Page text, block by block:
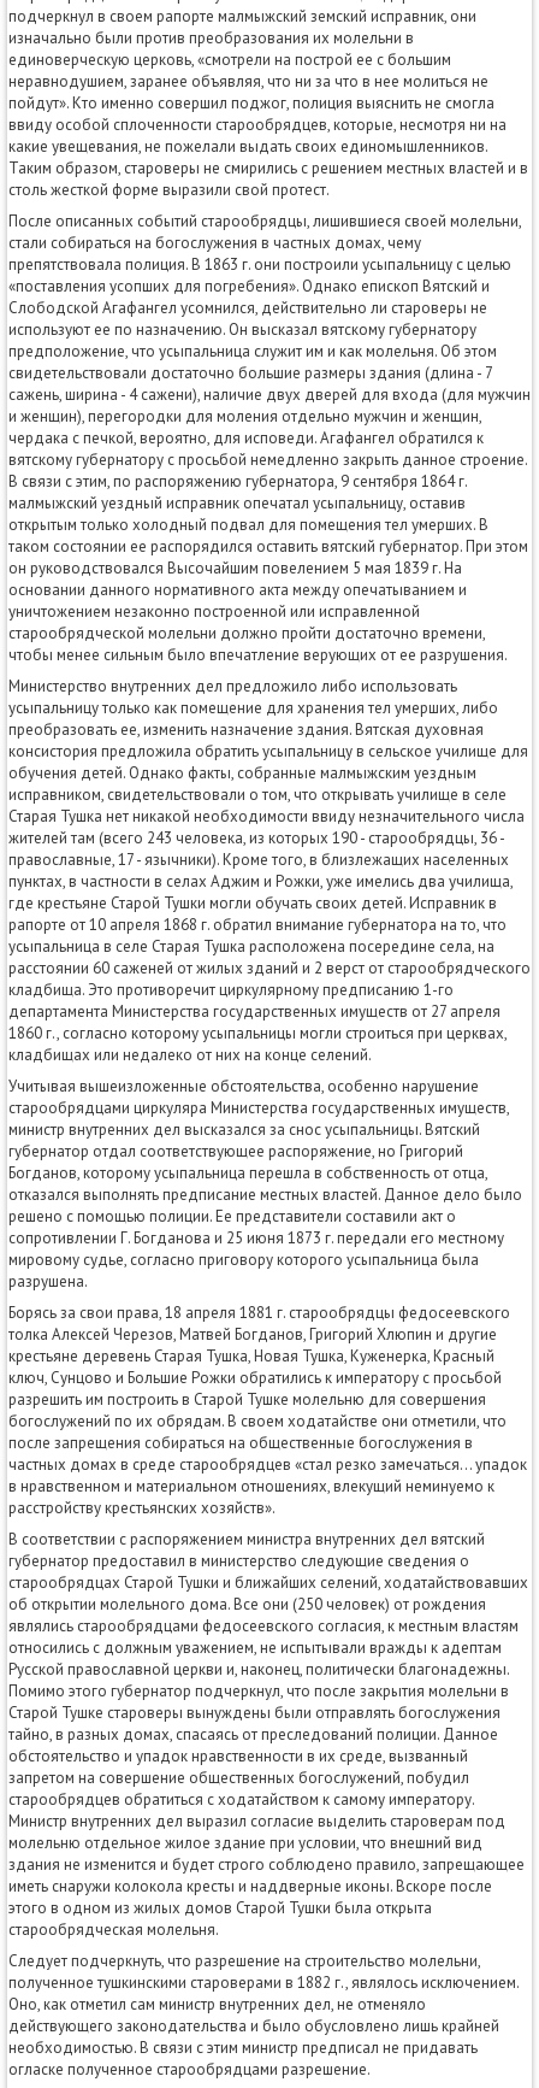
подчеркнул в своем рапорте малмыжский земский исправник, они
изначально были против преобразования их молельни в
единоверческую церковь, «смотрели на построй ее с большим
неравнодушием, заранее объявляя, что ни за что в нее молиться не
пойдут». Кто именно совершил поджог, полиция выяснить не смогла
ввиду особой сплоченности старообрядцев, которые, несмотря ни на
какие увещевания, не пожелали выдать своих единомышленников.
Таким образом, староверы не смирились с решением местных властей и в
столь жесткой форме выразили свой протест.
После описанных событий старообрядцы, лишившиеся своей молельни,
стали собираться на богослужения в частных домах, чему
препятствовала полиция. В 1863 г. они построили усыпальницу с целью
«поставления усопших для погребения». Однако епископ Вятский и
Слободской Агафангел усомнился, действительно ли староверы не
используют ее по назначению. Он высказал вятскому губернатору
предположение, что усыпальница служит им и как молельня. Об этом
свидетельствовали достаточно большие размеры здания (длина - 7
сажень, ширина - 4 сажени), наличие двух дверей для входа (для мужчин
и женщин), перегородки для моления отдельно мужчин и женщин,
чердака с печкой, вероятно, для исповеди. Агафангел обратился к
вятскому губернатору с просьбой немедленно закрыть данное строение.
В связи с этим, по распоряжению губернатора, 9 сентября 1864 г.
малмыжский уездный исправник опечатал усыпальницу, оставив
открытым только холодный подвал для помещения тел умерших. В
таком состоянии ее распорядился оставить вятский губернатор. При этом
он руководствовался Высочайшим повелением 5 мая 1839 г. На
основании данного нормативного акта между опечатыванием и
уничтожением незаконно построенной или исправленной
старообрядческой молельни должно пройти достаточно времени,
чтобы менее сильным было впечатление верующих от ее разрушения.
Министерство внутренних дел предложило либо использовать
усыпальницу только как помещение для хранения тел умерших, либо
преобразовать ее, изменить назначение здания. Вятская духовная
консистория предложила обратить усыпальницу в сельское училище для
обучения детей. Однако факты, собранные малмыжским уездным
исправником, свидетельствовали о том, что открывать училище в селе
Старая Тушка нет никакой необходимости ввиду незначительного числа
жителей там (всего 243 человека, из которых 190 - старообрядцы, 36 -
православные, 17 - язычники). Кроме того, в близлежащих населенных
пунктах, в частности в селах Аджим и Рожки, уже имелись два училища,
где крестьяне Старой Тушки могли обучать своих детей. Исправник в
рапорте от 10 апреля 1868 г. обратил внимание губернатора на то, что
усыпальница в селе Старая Тушка расположена посередине села, на
расстоянии 60 саженей от жилых зданий и 2 верст от старообрядческого
кладбища. Это противоречит циркулярному предписанию 1-го
департамента Министерства государственных имуществ от 27 апреля
1860 г., согласно которому усыпальницы могли строиться при церквах,
кладбищах или недалеко от них на конце селений.
Учитывая вышеизложенные обстоятельства, особенно нарушение
старообрядцами циркуляра Министерства государственных имуществ,
министр внутренних дел высказался за снос усыпальницы. Вятский
губернатор отдал соответствующее распоряжение, но Григорий
Богданов, которому усыпальница перешла в собственность от отца,
отказался выполнять предписание местных властей. Данное дело было
решено с помощью полиции. Ее представители составили акт о
сопротивлении Г. Богданова и 25 июня 1873 г. передали его местному
мировому судье, согласно приговору которого усыпальница была
разрушена.
Борясь за свои права, 18 апреля 1881 г. старообрядцы федосеевского
толка Алексей Черезов, Матвей Богданов, Григорий Хлюпин и другие
крестьяне деревень Старая Тушка, Новая Тушка, Куженерка, Красный
ключ, Сунцово и Большие Рожки обратились к императору с просьбой
разрешить им построить в Старой Тушке молельню для совершения
богослужений по их обрядам. В своем ходатайстве они отметили, что
после запрещения собираться на общественные богослужения в
частных домах в среде старообрядцев «стал резко замечаться... упадок
в нравственном и материальном отношениях, влекущий неминуемо к
расстройству крестьянских хозяйств».
В соответствии с распоряжением министра внутренних дел вятский
губернатор предоставил в министерство следующие сведения о
старообрядцах Старой Тушки и ближайших селений, ходатайствовавших
об открытии молельного дома. Все они (250 человек) от рождения
являлись старообрядцами федосеевского согласия, к местным властям
относились с должным уважением, не испытывали вражды к адептам
Русской православной церкви и, наконец, политически благонадежны.
Помимо этого губернатор подчеркнул, что после закрытия молельни в
Старой Тушке староверы вынуждены были отправлять богослужения
тайно, в разных домах, спасаясь от преследований полиции. Данное
обстоятельство и упадок нравственности в их среде, вызванный
запретом на совершение общественных богослужений, побудил
старообрядцев обратиться с ходатайством к самому императору.
Министр внутренних дел выразил согласие выделить староверам под
молельню отдельное жилое здание при условии, что внешний вид
здания не изменится и будет строго соблюдено правило, запрещающее
иметь снаружи колокола кресты и наддверные иконы. Вскоре после
этого в одном из жилых домов Старой Тушки была открыта
старообрядческая молельня.
Следует подчеркнуть, что разрешение на строительство молельни,
полученное тушкинскими староверами в 1882 г., являлось исключением.
Оно, как отметил сам министр внутренних дел, не отменяло
действующего законодательства и было обусловлено лишь крайней
необходимостью. В связи с этим министр предписал не придавать
огласке полученное старообрядцами разрешение.